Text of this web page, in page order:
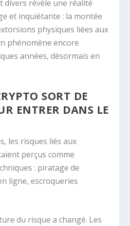
divers révèle une réalité
et inquiétante : la montée
physiques liées aux
phénomène encore
années, désormais en
SORT DE
ENTRER DANS LE
les risques liés aux
perçus comme
: piratage de
ligne, escroqueries
du risque a changé. Les